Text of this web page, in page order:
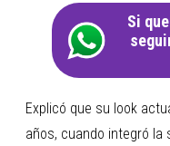
Si
Explicó que su look
años, cuando integró la